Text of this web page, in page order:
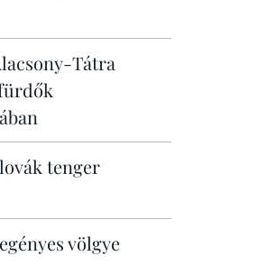
Tátra
tenger
völgye